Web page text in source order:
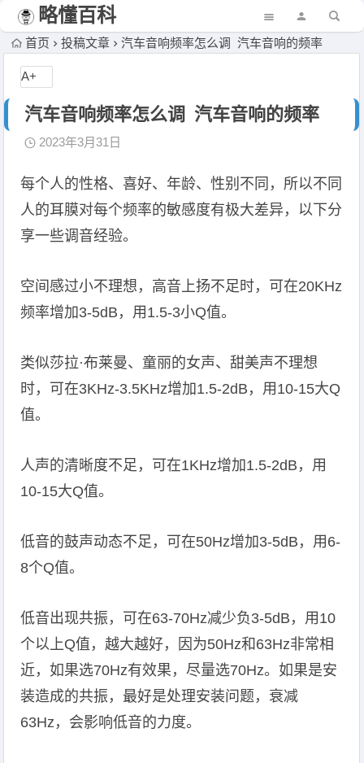
略懂百科
首页 投稿文章 汽车音响频率怎么调 汽车音响的频率
汽车音响频率怎么调 汽车音响的频率
2023年3月31日
每个人的性格、喜好、年龄、性别不同，所以不同
人的耳膜对每个频率的敏感度有极大差异，以下分
享一些调音经验。
空间感过小不理想，高音上扬不足时，可在20KHz
频率增加3-5dB，用1.5-3小Q值。
类似莎拉·布莱曼、童丽的女声、甜美声不理想
时，可在3KHz-3.5KHz增加1.5-2dB，用10-15大Q
值。
人声的清晰度不足，可在1KHz增加1.5-2dB，用
10-15大Q值。
低音的鼓声动态不足，可在50Hz增加3-5dB，用6-
8个Q值。
低音出现共振，可在63-70Hz减少负3-5dB，用10
个以上Q值，越大越好，因为50Hz和63Hz非常相
近，如果选70Hz有效果，尽量选70Hz。如果是安
装造成的共振，最好是处理安装问题，衰减
63Hz，会影响低音的力度。
A+